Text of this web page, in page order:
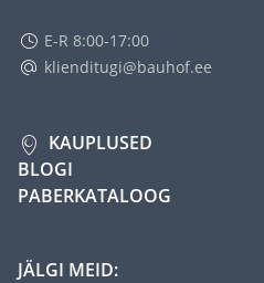
E-R 8:00-17:00
klienditugi@bauhof.ee
KAUPLUSED
BLOGI
PABERKATALOOG
JÄLGI MEID: